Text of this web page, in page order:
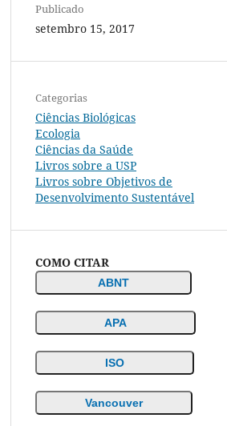
Publicado
setembro 15, 2017
Categorias
Ciências Biológicas
Ecologia
Ciências da Saúde
Livros sobre a USP
Livros sobre Objetivos de
Desenvolvimento Sustentável
COMO CITAR
ABNT
APA
ISO
Vancouver